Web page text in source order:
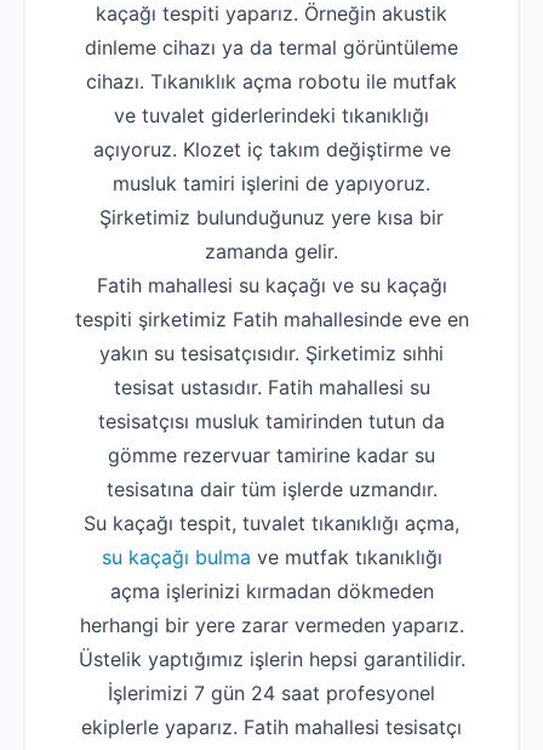
kaçağı tespiti yaparız. Örneğin akustik
dinleme cihazı ya da termal görüntüleme
cihazı. Tıkanıklık açma robotu ile mutfak
ve tuvalet giderlerindeki tıkanıklığı
açıyoruz. Klozet iç takım değiştirme ve
musluk tamiri işlerini de yapıyoruz.
Şirketimiz bulunduğunuz yere kısa bir
zamanda gelir.
Fatih mahallesi su kaçağı ve su kaçağı
tespiti şirketimiz Fatih mahallesinde eve en
yakın su tesisatçısıdır. Şirketimiz sıhhi
tesisat ustasıdır. Fatih mahallesi su
tesisatçısı musluk tamirinden tutun da
gömme rezervuar tamirine kadar su
tesisatına dair tüm işlerde uzmandır.
Su kaçağı tespit, tuvalet tıkanıklığı açma,
su kaçağı bulma ve mutfak tıkanıklığı
açma işlerinizi kırmadan dökmeden
herhangi bir yere zarar vermeden yaparız.
Üstelik yaptığımız işlerin hepsi garantilidir.
İşlerimizi 7 gün 24 saat profesyonel
ekiplerle yaparız. Fatih mahallesi tesisatçı